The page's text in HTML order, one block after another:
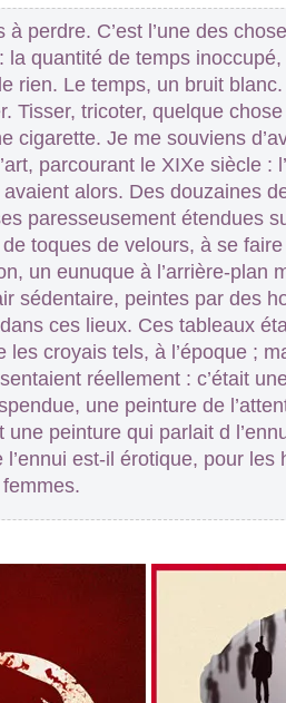
à perdre. C’est l’une des
la quantité de temps
rien. Le temps, un bruit
Tisser, tricoter, quelque
cigarette. Je me souviens
parcourant le XIXe siècle :
avaient alors. Des douzaines
paresseusement étendues
toques de velours, à se
un eunuque à l’arrière-plan
sédentaire, peintes par des
ces lieux. Ces tableaux
les croyais tels, à l’époque ;
réellement : c’était
une peinture de
une peinture qui parlait d
l’ennui est-il érotique, pour les